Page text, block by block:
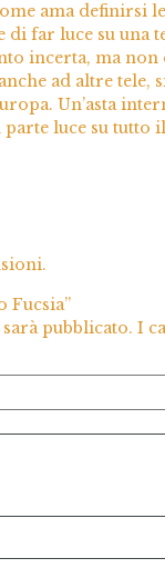
ama definirsi
far luce su una
incerta, ma non
ad altre tele,
Un’asta
luce su tutto
Fucsia”
pubblicato. I